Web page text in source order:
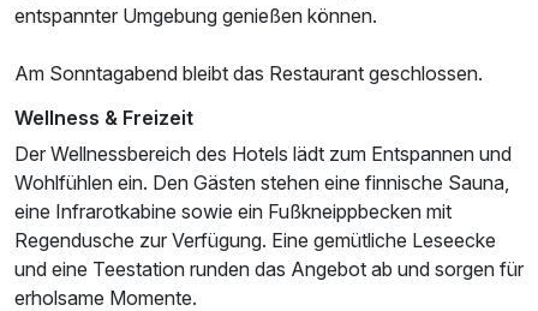
Ausstattung
entspannter Umgebung genießen können.
Am Sonntagabend bleibt das Restaurant geschlossen.
Wellness & Freizeit
Der Wellnessbereich des Hotels lädt zum Entspannen und
Wohlfühlen ein. Den Gästen stehen eine finnische Sauna,
eine Infrarotkabine sowie ein Fußkneippbecken mit
Regendusche zur Verfügung. Eine gemütliche Leseecke
und eine Teestation runden das Angebot ab und sorgen für
erholsame Momente.